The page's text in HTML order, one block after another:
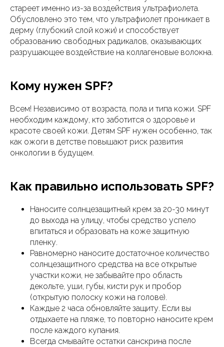
стареет именно из-за воздействия ультрафиолета.
Обусловлено это тем, что ультрафиолет проникает в
дерму (глубокий слой кожи) и способствует
образованию свободных радикалов, оказывающих
разрушающее воздействие на коллагеновые волокна.
Кому нужен SPF?
Всем! Независимо от возраста, пола и типа кожи. SPF
необходим каждому, кто заботится о здоровье и
красоте своей кожи. Детям SPF нужен особенно, так
как ожоги в детстве повышают риск развития
онкологии в будущем.
Как правильно использовать SPF?
Наносите солнцезащитный крем за 20-30 минут
до выхода на улицу, чтобы средство успело
впитаться и образовать на коже защитную
пленку.
Равномерно наносите достаточное количество
солнцезащитного средства на все открытые
участки кожи, не забывайте про область
декольте, уши, губы, кисти рук и пробор
(открытую полоску кожи на голове).
Каждые 2 часа обновляйте защиту. Если вы
отдыхаете на пляже, то повторно наносите крем
после каждого купания.
Всегда смывайте остатки санскрина после